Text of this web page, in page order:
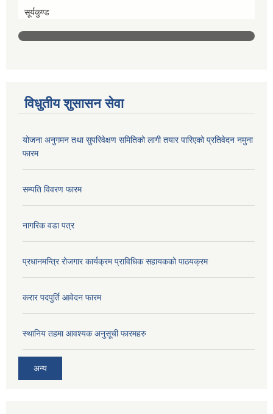
सूर्यकुण्ड
विधुतीय शुसासन सेवा
योजना अनुगमन तथा सुपरिवेक्षण समितिको लागी तयार पारिएको प्रतिवेदन नमुना
फारम
सम्पति विवरण फारम
नागरिक वडा पत्र
प्रधानमन्त्रि रोजगार कार्यक्रम प्राविधिक सहायकको पाठयक्रम
करार पदपुर्ति आवेदन फारम
स्थानिय तहमा आवश्यक अनुसूची फारमहरु
अन्य